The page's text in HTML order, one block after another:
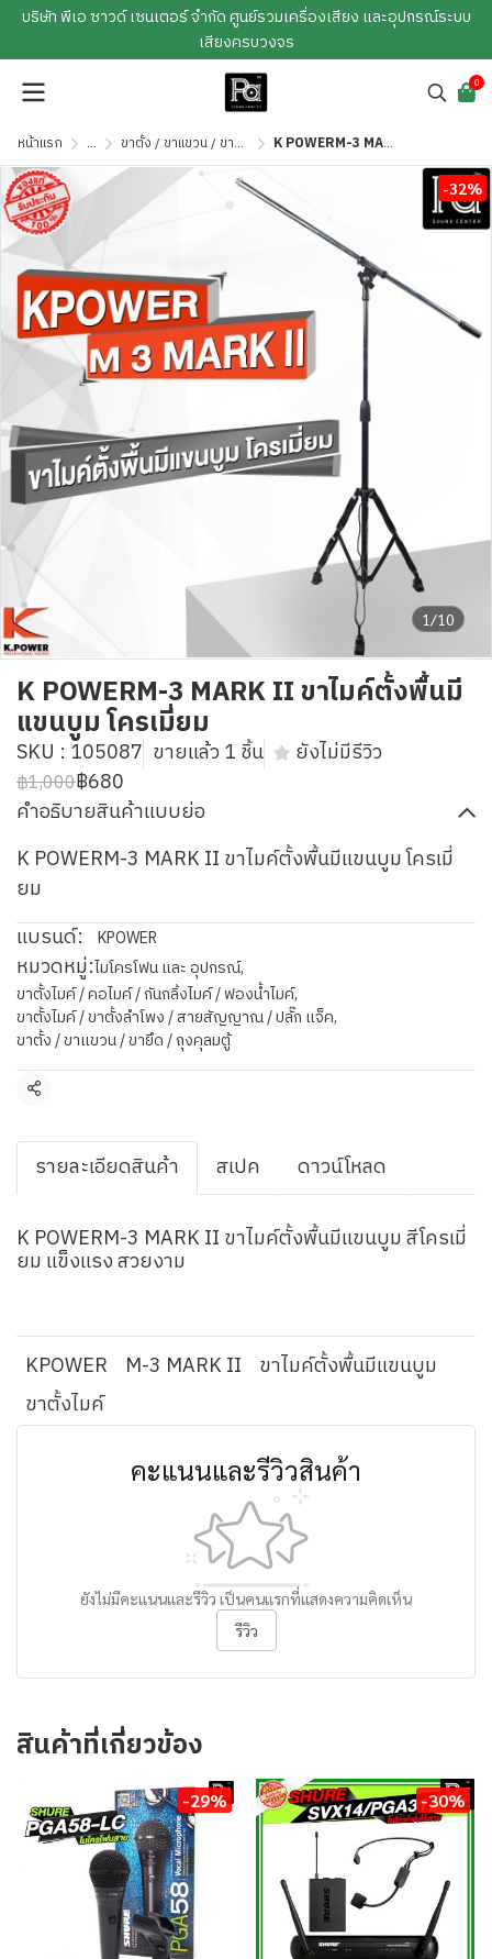
บริษัท พีเอ ซาวด์ เซนเตอร์ จำกัด ศูนย์รวมเครื่องเสียง และอุปกรณ์ระบบ
เสียงครบวงจร
0
หน้าแรก ... ขาตั้ง / ขาแขวน / ขายึด / ถุงคุลมตู้ K POWERM-3 MARK II ขาไมค์ตั้งพื้นมีแขนบูม โครเมี่ยม
1/10
-32%
K POWERM-3 MARK II ขาไมค์ตั้งพื้นมี
แขนบูม โครเมี่ยม
SKU : 105087 ขายแล้ว 1 ชิ้น ยังไม่มีรีวิว
฿1,000฿680
คำอธิบายสินค้าแบบย่อ
K POWERM-3 MARK II ขาไมค์ตั้งพื้นมีแขนบูม โครเมี่
ยม
แบรนด์:
KPOWER
หมวดหมู่:ไมโครโฟน และ อุปกรณ์,
ขาตั้งไมค์ / คอไมค์ / กันกลิ้งไมค์ / ฟองน้ำไมค์,
ขาตั้งไมค์ / ขาตั้งลำโพง / สายสัญญาณ / ปลั๊ก แจ็ค,
ขาตั้ง / ขาแขวน / ขายึด / ถุงคุลมตู้
แชร์
รายละเอียดสินค้า สเปค ดาวน์โหลด
K POWERM-3 MARK II ขาไมค์ตั้งพื้นมีแขนบูม สีโครเมี่
ยม แข็งแรง สวยงาม
KPOWER M-3 MARK II ขาไมค์ตั้งพื้นมีแขนบูม
ขาตั้งไมค์
คะแนนและรีวิวสินค้า
ยังไม่มีคะแนนและรีวิว เป็นคนแรกที่แสดงความคิดเห็น
รีวิว
สินค้าที่เกี่ยวข้อง
-29% -30%